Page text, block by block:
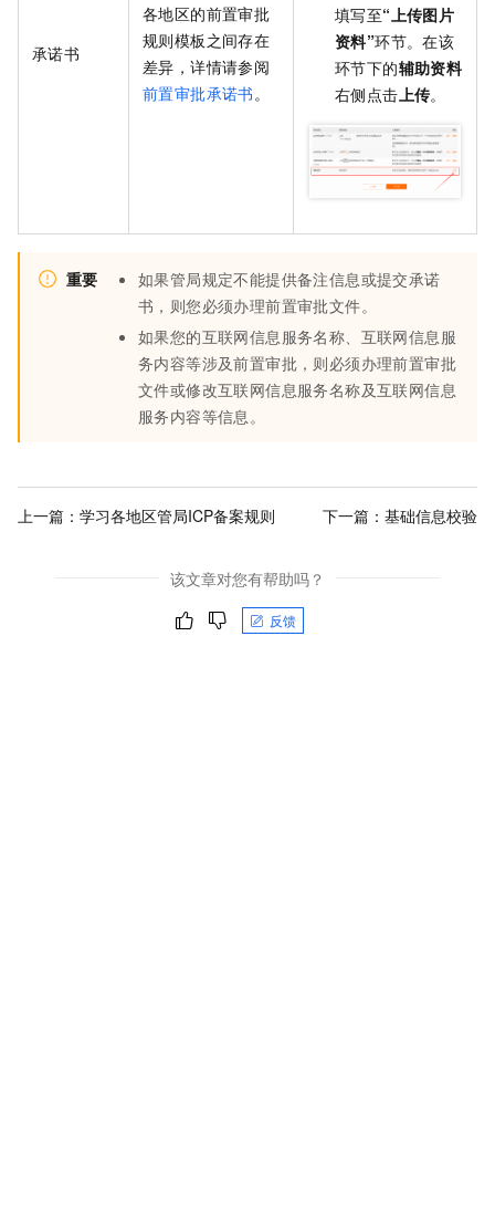
承诺书
各地区的前置审批
规则模板之间存在
差异 ，详情请参阅
前置审批承诺书 。
填写至“ 上传图片
资料”环节。在该
环节下的辅助资料
右侧点击 上传。
重要
如果管局规定不能提供备注信息或提交承诺
书，则您必须办理前置审批文件。
如果您的互联网信息服务名称、互联网信息服
务内容等涉及前置审批，则必须办理前置审批
文件或修改互联网信息服务名称及互联网信息
服务内容等信息。
上一篇： 学习各地区管局ICP备案规则 下一篇： 基础信息校验
该文章对您有帮助吗？
反馈